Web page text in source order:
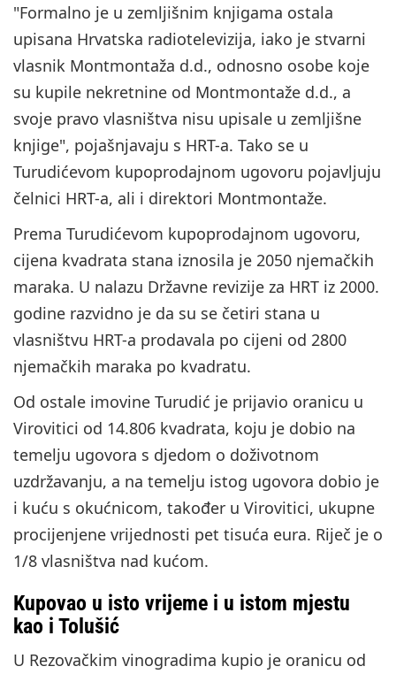
"Formalno je u zemljišnim knjigama ostala
upisana Hrvatska radiotelevizija, iako je stvarni
vlasnik Montmontaža d.d., odnosno osobe koje
su kupile nekretnine od Montmontaže d.d., a
svoje pravo vlasništva nisu upisale u zemljišne
knjige", pojašnjavaju s HRT-a. Tako se u
Turudićevom kupoprodajnom ugovoru pojavljuju
čelnici HRT-a, ali i direktori Montmontaže.
Prema Turudićevom kupoprodajnom ugovoru,
cijena kvadrata stana iznosila je 2050 njemačkih
maraka. U nalazu Državne revizije za HRT iz 2000.
godine razvidno je da su se četiri stana u
vlasništvu HRT-a prodavala po cijeni od 2800
njemačkih maraka po kvadratu.
Od ostale imovine Turudić je prijavio oranicu u
Virovitici od 14.806 kvadrata, koju je dobio na
temelju ugovora s djedom o doživotnom
uzdržavanju, a na temelju istog ugovora dobio je
i kuću s okućnicom, također u Virovitici, ukupne
procijenjene vrijednosti pet tisuća eura. Riječ je o
1/8 vlasništva nad kućom.
Kupovao u isto vrijeme i u istom mjestu
kao i Tolušić
U Rezovačkim vinogradima kupio je oranicu od